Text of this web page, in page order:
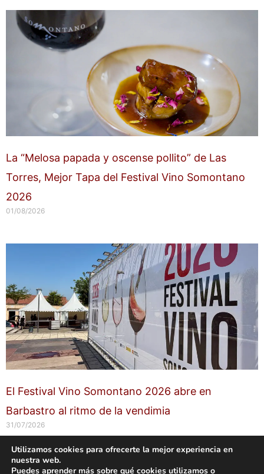
La “Melosa papada y oscense pollito” de Las
Torres, Mejor Tapa del Festival Vino Somontano
2026
01/08/2026
El Festival Vino Somontano 2026 abre en
Barbastro al ritmo de la vendimia
31/07/2026
Copyright © 2026 labuenavidaenzaragoza.com
Utilizamos cookies para ofrecerte la mejor experiencia en
nuestra web.
Puedes aprender más sobre qué cookies utilizamos o